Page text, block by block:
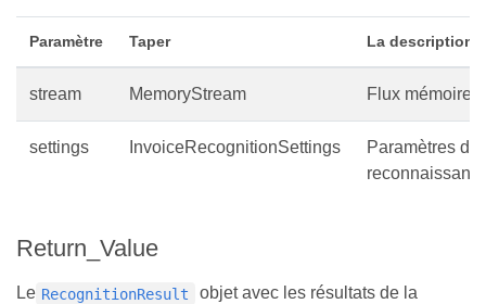
Paramètre Taper La description
stream MemoryStream Flux mémoire
settings InvoiceRecognitionSettings
Paramètres de
Return_Value
Le RecognitionResult
objet avec les résultats de la